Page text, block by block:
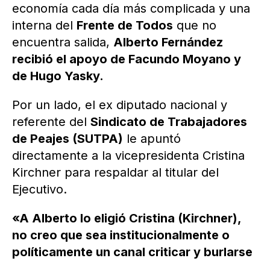
economía cada día más complicada y una
interna del Frente de Todos que no
encuentra salida, Alberto Fernández
recibió el apoyo de Facundo Moyano y
de Hugo Yasky.
Por un lado, el ex diputado nacional y
referente del Sindicato de Trabajadores
de Peajes (SUTPA) le apuntó
directamente a la vicepresidenta Cristina
Kirchner para respaldar al titular del
Ejecutivo.
«A Alberto lo eligió Cristina (Kirchner),
no creo que sea institucionalmente o
políticamente un canal criticar y burlarse